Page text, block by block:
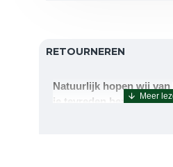
RETOURNEREN
Natuurlijk hopen wij
je tevreden bent met uw